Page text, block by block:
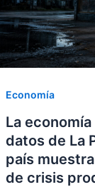
Economía
La
datos de La
país
de crisis